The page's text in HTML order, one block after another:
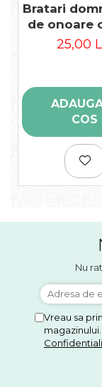
Bratari
de onoare
25,00
COS
Nu
Vreau sa